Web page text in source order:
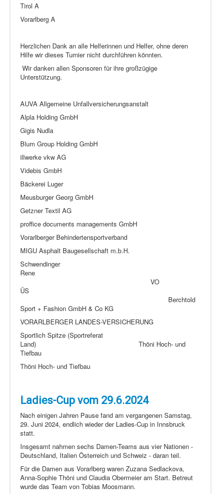
Tirol A
Vorarlberg A
Herzlichen Dank an alle Helferinnen und Helfer, ohne deren
Hilfe wir dieses Turnier nicht durchführen könnten.
Wir danken allen Sponsoren für ihre großzügige
Unterstützung.
AUVA Allgemeine Unfallversicherungsanstalt
Alpla Holding GmbH
Gigis Nudla
Blum Group Holding GmbH
illwerke vkw AG
Videbis GmbH
Bäckerei Luger
Meusburger Georg GmbH
Getzner Textil AG
proffice documents managements GmbH
Vorarlberger Behindertensportverband
MIGU Asphalt Baugesellschaft m.b.H.
Schwendinger
Rene
VO
ÜS
Berchtold
Sport + Fashion GmbH & Co KG
VORARLBERGER LANDES-VERSICHERUNG
Sportlich Spitze (Sportreferat
Land) Thöni Hoch- und
Tiefbau
Thöni Hoch- und Tiefbau
Ladies-Cup vom 29.6.2024
Nach einigen Jahren Pause fand am vergangenen Samstag,
29. Juni 2024, endlich wieder der Ladies-Cup in Innsbruck
statt.
Insgesamt nahmen sechs Damen-Teams aus vier Nationen -
Deutschland, Italien Österreich und Schweiz - daran teil.
Für die Damen aus Vorarlberg waren Zuzana Sedlackova,
Anna-Sophie Thöni und Claudia Obermeier am Start. Betreut
wurde das Team von Tobias Moosmann.